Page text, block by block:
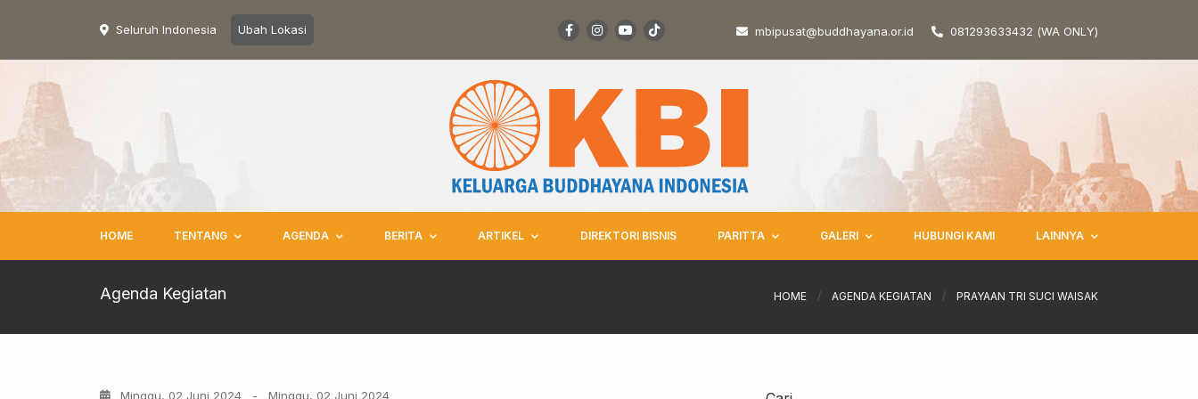
Seluruh Indonesia Ubah Lokasi mbipusat@buddhayana.or.id 081293633432 (WA ONLY)
HOME TENTANG AGENDA BERITA ARTIKEL DIREKTORI BISNIS PARITTA GALERI HUBUNGI KAMI LAINNYA
Agenda Kegiatan HOME / AGENDA KEGIATAN / PRAYAAN TRI SUCI WAISAK
Minggu, 02 Juni 2024 - Minggu, 02 Juni 2024